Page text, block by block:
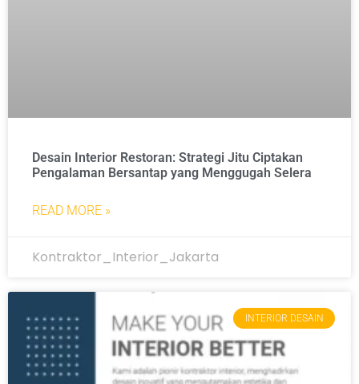
Desain Interior Restoran: Strategi Jitu Ciptakan
Pengalaman Bersantap yang Menggugah Selera
READ MORE »
Kontraktor_Interior_Jakarta
INTERIOR DESAIN